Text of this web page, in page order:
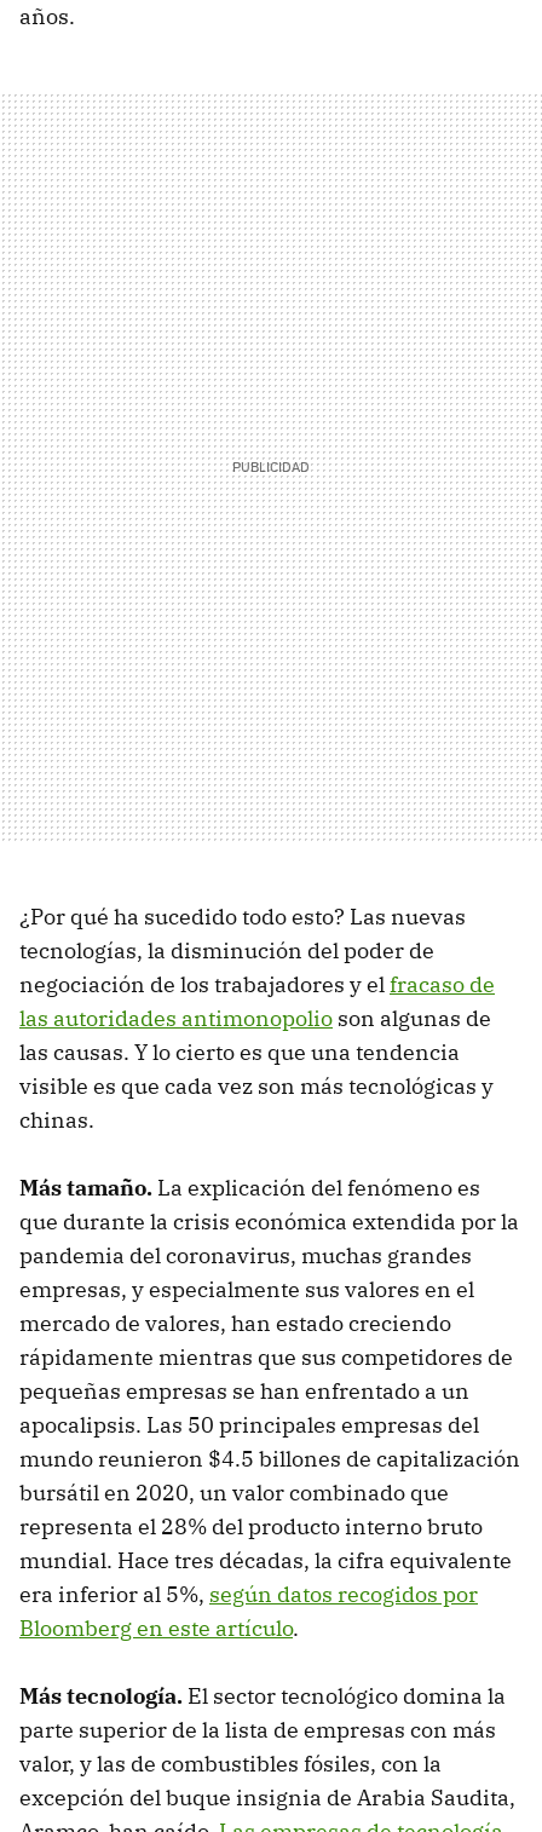
años.
¿Por qué ha sucedido todo esto? Las nuevas
tecnologías, la disminución del poder de
negociación de los trabajadores y elfracaso de
las autoridades antimonopolio son algunas de
las causas. Y lo cierto es que una tendencia
visible es que cada vez son más tecnológicas y
chinas.
Más tamaño. La explicación del fenómeno es
que durante la crisis económica extendida por la
pandemia del coronavirus, muchas grandes
empresas, y especialmente sus valores en el
mercado de valores, han estado creciendo
rápidamente mientras que sus competidores de
pequeñas empresas se han enfrentado a un
apocalipsis. Las 50 principales empresas del
mundo reunieron $4.5 billones de capitalización
bursátil en 2020, un valor combinado que
representa el 28% del producto interno bruto
mundial. Hace tres décadas, la cifra equivalente
era inferior al 5%, según datos recogidos por
Bloomberg en este artículo.
Más tecnología. El sector tecnológico domina la
parte superior de la lista de empresas con más
valor, y las de combustibles fósiles, con la
excepción del buque insignia de Arabia Saudita,